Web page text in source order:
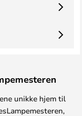
unikke hjem til